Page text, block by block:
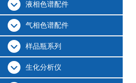
液相色谱配件
气相色谱配件
样品瓶系列
生化分析仪